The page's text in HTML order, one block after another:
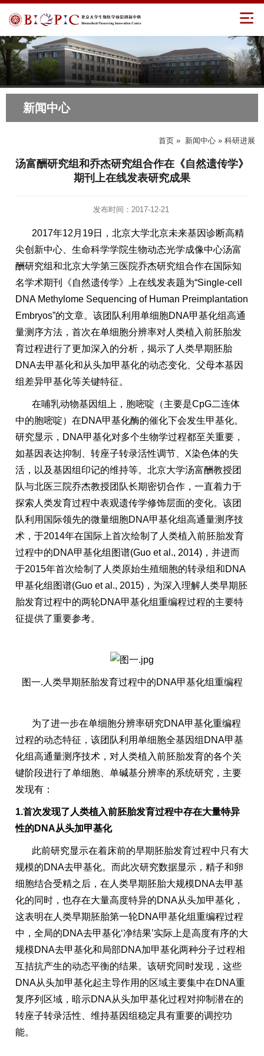
新闻中心
首页 » 新闻中心 » 科研进展
汤富酬研究组和乔杰研究组合作在《自然遗传学》
期刊上在线发表研究成果
发布时间：2017-12-21
2017年12月19日，北京大学北京未来基因诊断高精
尖创新中心、生命科学学院生物动态光学成像中心汤富
酬研究组和北京大学第三医院乔杰研究组合作在国际知
名学术期刊《自然遗传学》上在线发表题为“Single-cell
DNA Methylome Sequencing of Human Preimplantation
Embryos”的文章。该团队利用单细胞DNA甲基化组高通
量测序方法，首次在单细胞分辨率对人类植入前胚胎发
育过程进行了更加深入的分析，揭示了人类早期胚胎
DNA去甲基化和从头加甲基化的动态变化、父母本基因
组差异甲基化等关键特征。
在哺乳动物基因组上，胞嘧啶（主要是CpG二连体
中的胞嘧啶）在DNA甲基化酶的催化下会发生甲基化。
研究显示，DNA甲基化对多个生物学过程都至关重要，
如基因表达抑制、转座子转录活性调节、X染色体的失
活，以及基因组印记的维持等。北京大学汤富酬教授团
队与北医三院乔杰教授团队长期密切合作，一直着力于
探索人类发育过程中表观遗传学修饰层面的变化。该团
队利用国际领先的微量细胞DNA甲基化组高通量测序技
术，于2014年在国际上首次绘制了人类植入前胚胎发育
过程中的DNA甲基化组图谱(Guo et al., 2014)，并进而
于2015年首次绘制了人类原始生殖细胞的转录组和DNA
甲基化组图谱(Guo et al., 2015)，为深入理解人类早期胚
胎发育过程中的两轮DNA甲基化组重编程过程的主要特
征提供了重要参考。
图一.人类早期胚胎发育过程中的DNA甲基化组重编程
为了进一步在单细胞分辨率研究DNA甲基化重编程
过程的动态特征，该团队利用单细胞全基因组DNA甲基
化组高通量测序技术，对人类植入前胚胎发育的各个关
键阶段进行了单细胞、单碱基分辨率的系统研究，主要
发现有：
1.首次发现了人类植入前胚胎发育过程中存在大量特异
性的DNA从头加甲基化
此前研究显示在着床前的早期胚胎发育过程中只有大
规模的DNA去甲基化。而此次研究数据显示，精子和卵
细胞结合受精之后，在人类早期胚胎大规模DNA去甲基
化的同时，也存在大量高度特异的DNA从头加甲基化，
这表明在人类早期胚胎第一轮DNA甲基化组重编程过程
中，全局的DNA去甲基化‘净结果’实际上是高度有序的大
规模DNA去甲基化和局部DNA加甲基化两种分子过程相
互拮抗产生的动态平衡的结果。该研究同时发现，这些
DNA从头加甲基化起主导作用的区域主要集中在DNA重
复序列区域，暗示DNA从头加甲基化过程对抑制潜在的
转座子转录活性、维持基因组稳定具有重要的调控功
能。